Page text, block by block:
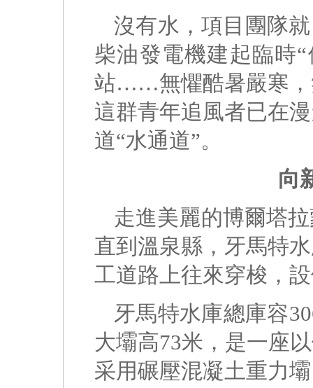
沒有水，項目團隊
柴油發電機建起臨時
站……無懼酷暑嚴寒，
這群青年追風者已在
道“水通道”。
向
走進美麗的博爾塔
直到溫泉縣，牙馬特
工道路上往來穿梭，
牙馬特水庫總庫容
大壩高73米，是一座
采用碾壓混凝土重力